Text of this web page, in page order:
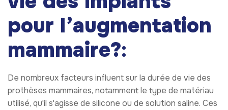
pour l’augmentation
mammaire?:
De nombreux facteurs influent sur la durée de vie des
prothèses mammaires, notamment le type de matériau
utilisé, qu'il s'agisse de silicone ou de solution saline. Ces